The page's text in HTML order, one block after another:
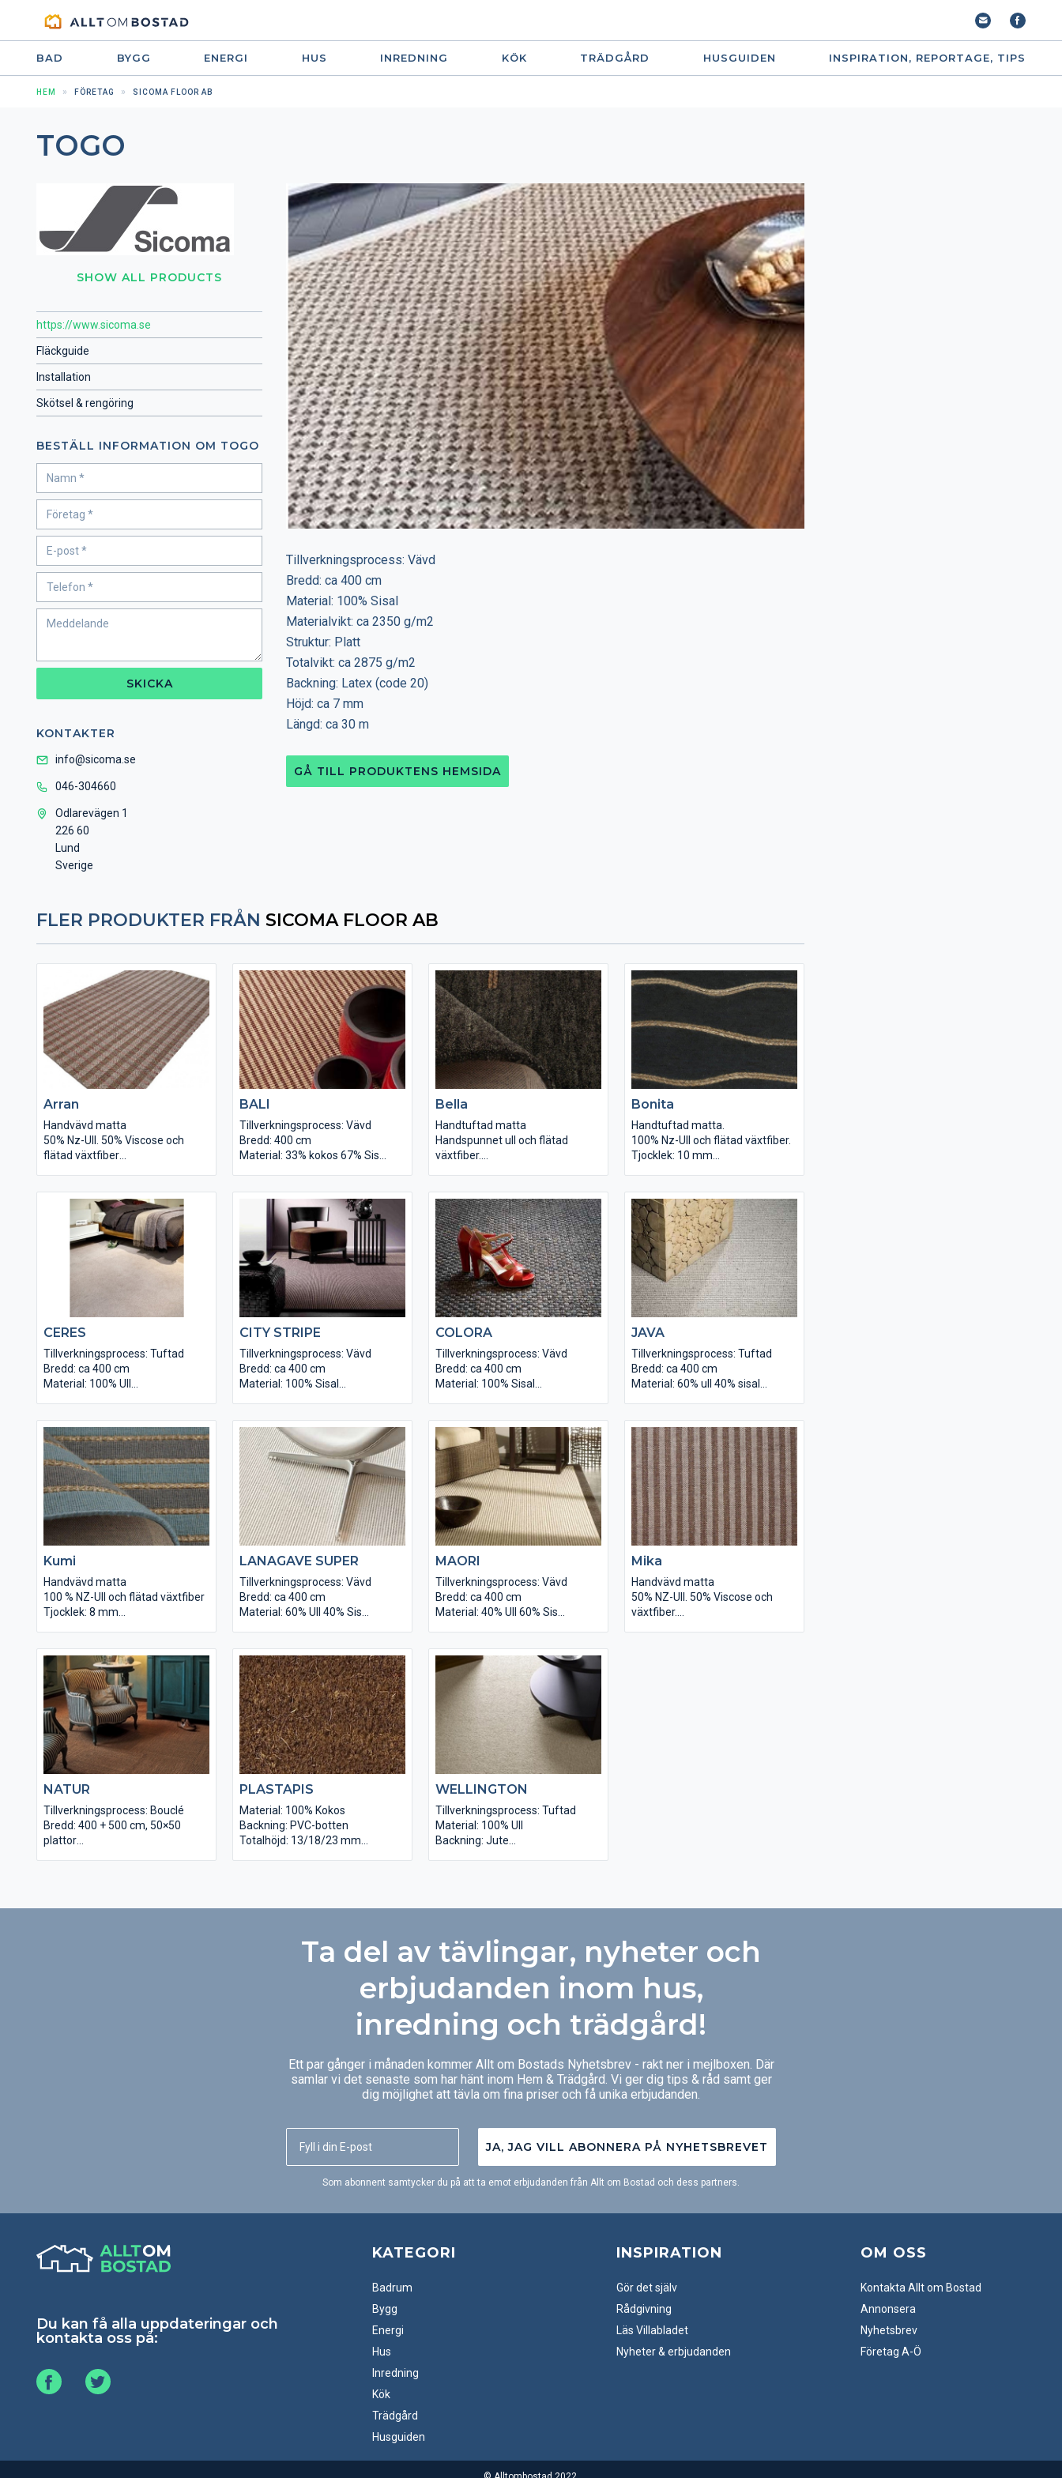
BAD BYGG ENERGI HUS INREDNING KÖK TRÄDGÅRD HUSGUIDEN INSPIRATION, REPORTAGE, TIPS
HEM FÖRETAG SICOMA FLOOR AB
TOGO
SHOW ALL PRODUCTS
https://www.sicoma.se
Fläckguide
Installation
Skötsel & rengöring
BESTÄLL INFORMATION OM TOGO
SKICKA
KONTAKTER
info@sicoma.se
046-304660
Odlarevägen 1
226 60
Lund
Sverige
Tillverkningsprocess: Vävd
Bredd: ca 400 cm
Material: 100% Sisal
Materialvikt: ca 2350 g/m2
Struktur: Platt
Totalvikt: ca 2875 g/m2
Backning: Latex (code 20)
Höjd: ca 7 mm
Längd: ca 30 m
GÅ TILL PRODUKTENS HEMSIDA
FLER PRODUKTER FRÅN SICOMA FLOOR AB
Arran
Handvävd matta
50% Nz-Ull. 50% Viscose och
flätad växtfiber
Totalvikt: 4000 gr / m2
Bredd: Upp till 5 m
Finns i 4 färger.
Användningsområde: Ytor med
normalt slitage
BALI
Tillverkningsprocess: Vävd
Bredd: 400 cm
Material: 33% kokos 67% Sisal
Totalvikt: ca 2400 g/m2
Backning: Latex
Höjd: ca 9 mm
Längd: ca 30 m
Bella
Handtuftad matta
Handspunnet ull och flätad
växtfiber.
Totalvikt: 4500 gr/m2
Bredd: Upp till 5 m
Finns i 5 färger
Användningsområde: Ytor med
normalt slitage.
Bonita
Handtuftad matta.
100% Nz-Ull och flätad växtfiber.
Tjocklek: 10 mm
Bredd: Upp till 5 m
Finns i 5 färger
Användningsområde: Ytor med
normalt slitage
CERES
Tillverkningsprocess: Tuftad
Bredd: ca 400 cm
Material: 100% Ull
Backning: Actionback
Höjd: ca 9 mm
CITY STRIPE
Tillverkningsprocess: Vävd
Bredd: ca 400 cm
Material: 100% Sisal
Totalvikt: ca 1875 g/m2
Backning: Latex (code 20)
Höjd: ca 5,5 mm
COLORA
Tillverkningsprocess: Vävd
Bredd: ca 400 cm
Material: 100% Sisal
Totalvikt: ca 3295 g/m2
Backning: Latex (code 20)
Höjd: ca 8,8 mm
Längd: ca 30 m
JAVA
Tillverkningsprocess: Tuftad
Bredd: ca 400 cm
Material: 60% ull 40% sisal
Totalvikt: 2750 g/kvm
Backning: Jute
Höjd: ca 5,0 mm
Längd: ca 30 m
Kumi
Handvävd matta
100 % NZ-Ull och flätad växtfiber
Tjocklek: 8 mm
Bredd: Upp till 5 m.
Finns i 7 färger
Användningsområde: Ytor med
normalt slitage
LANAGAVE SUPER
Tillverkningsprocess: Vävd
Bredd: ca 400 cm
Material: 60% Ull 40% Sisal
Totalvikt: ca 2125 g/m2
Backning: Latex
Höjd: ca 6,5 mm
Längd: ca 30 m
MAORI
Tillverkningsprocess: Vävd
Bredd: ca 400 cm
Material: 40% Ull 60% Sisal
Totalvikt: ca 2740 g/m2
Backning: Jute
Höjd: ca 8 mm
Längd: ca 30 m
Mika
Handvävd matta
50% NZ-Ull. 50% Viscose och
växtfiber.
NATUR
Tillverkningsprocess: Bouclé
Bredd: 400 + 500 cm, 50×50
plattor
PLASTAPIS
Material: 100% Kokos
Backning: PVC-botten
Totalhöjd: 13/18/23 mm
WELLINGTON
Tillverkningsprocess: Tuftad
Material: 100% Ull
Backning: Jute
Ta del av tävlingar, nyheter och
erbjudanden inom hus,
inredning och trädgård!
Ett par gånger i månaden kommer Allt om Bostads Nyhetsbrev - rakt ner i mejlboxen. Där
samlar vi det senaste som har hänt inom Hem & Trädgård. Vi ger dig tips & råd samt ger
dig möjlighet att tävla om fina priser och få unika erbjudanden.
JA, JAG VILL ABONNERA PÅ NYHETSBREVET
Som abonnent samtycker du på att ta emot erbjudanden från Allt om Bostad och dess partners.
Du kan få alla uppdateringar och
kontakta oss på:
KATEGORI
Badrum
Bygg
Energi
Hus
Inredning
Kök
Trädgård
Husguiden
INSPIRATION
Gör det själv
Rådgivning
Läs Villabladet
Nyheter & erbjudanden
OM OSS
Kontakta Allt om Bostad
Annonsera
Nyhetsbrev
Företag A-Ö